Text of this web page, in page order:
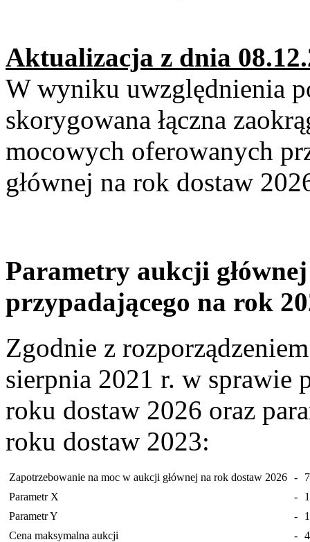
Aktualizacja z dnia
W wyniku uwzględnienia
skorygowana łączna
mocowych oferowanych
głównej na rok dostaw
Parametry aukcji
przypadającego na rok
Zgodnie z
sierpnia 2021 r. w sprawie
roku dostaw 2026 oraz
roku dostaw 2023:
Zapotrzebowanie na moc w aukcji głównej na rok dostaw 2026 -
Parametr X
-
Parametr Y
-
Cena maksymalna aukcji
-